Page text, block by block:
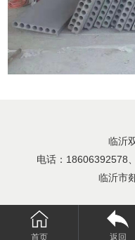
临沂
电话：18606392578
临沂市
首页 返回